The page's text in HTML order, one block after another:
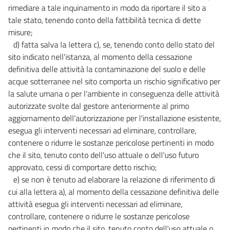
160
161
162
163
164
165
TITOLO IV
USI PRODUTTIVI DELLE RISORSE IDRICHE
166
166 bis
167
168
169
SEZIONE IV
DISPOSIZIONI TRANSITORIE E FINALI
rimediare a tale inquinamento in modo da riportare il sito a
tale stato, tenendo conto della fattibilità tecnica di dette
misure;
d) fatta salva la lettera c), se, tenendo conto dello stato del
sito indicato nell'istanza, al momento della cessazione
definitiva delle attività la contaminazione del suolo e delle
acque sotterranee nel sito comporta un rischio significativo per
la salute umana o per l'ambiente in conseguenza delle attività
autorizzate svolte dal gestore anteriormente al primo
aggiornamento dell'autorizzazione per l'installazione esistente,
esegua gli interventi necessari ad eliminare, controllare,
contenere o ridurre le sostanze pericolose pertinenti in modo
che il sito, tenuto conto dell'uso attuale o dell'uso futuro
approvato, cessi di comportare detto rischio;
e) se non è tenuto ad elaborare la relazione di riferimento di
cui alla lettera a), al momento della cessazione definitiva delle
attività esegua gli interventi necessari ad eliminare,
controllare, contenere o ridurre le sostanze pericolose